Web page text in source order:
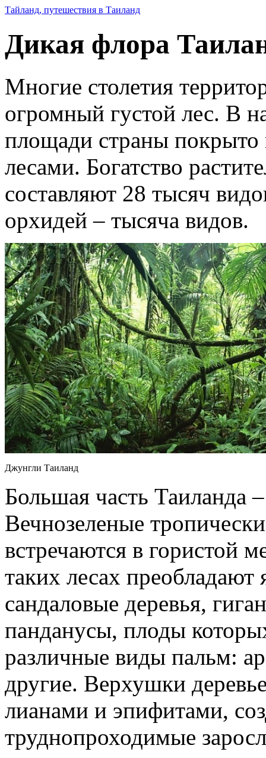
Тайланд, путешествия в Таиланд
Дикая флора
Многие столетия
огромный густой лес. В
площади страны
лесами. Богатство
составляют 28 тысяч
орхидей – тысяча видов.
Джунгли Таиланд
Большая часть Таиланда
Вечнозеленые
встречаются в гористой
таких лесах преобладают
сандаловые деревья,
панданусы, плоды
различные виды пальм:
другие. Верхушки
лианами и эпифитами,
труднопроходимые